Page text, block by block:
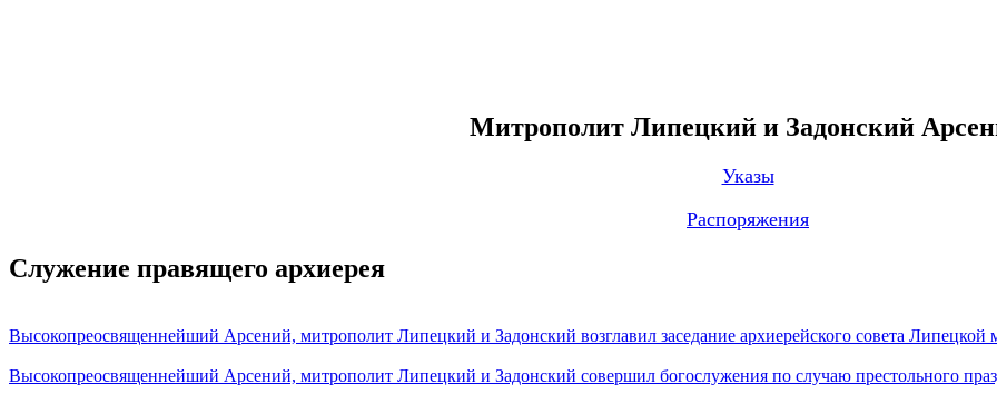
Митрополит Липецкий и Задонский
Указы
Распоряжения
Служение правящего архиерея
Высокопреосвященнейший Арсений, митрополит Липецкий и Задонский возглавил заседание архиерейского совета Липецкой
Высокопреосвященнейший Арсений, митрополит Липецкий и Задонский совершил богослужения по случаю престольного